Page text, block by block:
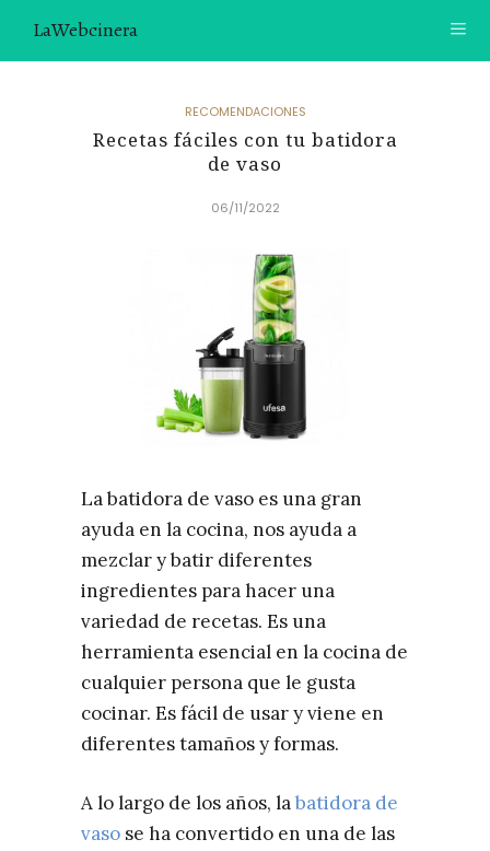
LaWebcinera
VIDEORECETAS
¿TE GUSTARÍA UNIRTE A NUESTRA AVENTURA GASTRON
ÚNETE A LA NEWSLETTER
RECOMENDACIONES
RECOMENDACIONES
Recetas fáciles con tu batidora
de vaso
06/11/2022
La batidora de vaso es una gran
ayuda en la cocina, nos ayuda a
mezclar y batir diferentes
ingredientes para hacer una
variedad de recetas. Es una
herramienta esencial en la cocina de
cualquier persona que le gusta
cocinar. Es fácil de usar y viene en
diferentes tamaños y formas.
A lo largo de los años, labatidora de
vaso se ha convertido en una de las